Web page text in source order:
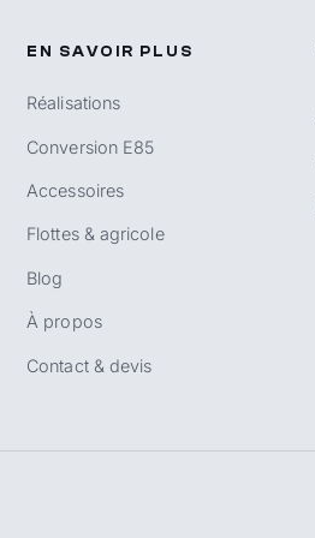
EN SAVOIR PLUS
Réalisations
Conversion E85
Accessoires
Flottes & agricole
Blog
À propos
Contact & devis